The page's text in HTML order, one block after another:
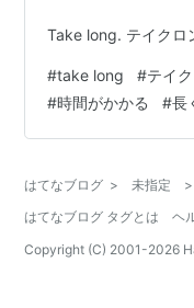
Take long. テイクロ
#take long #テイ
#時間がかかる #長
はてなブログ > 未指定 >
はてなブログ タグとは
ヘ
Copyright (C) 2001-2026